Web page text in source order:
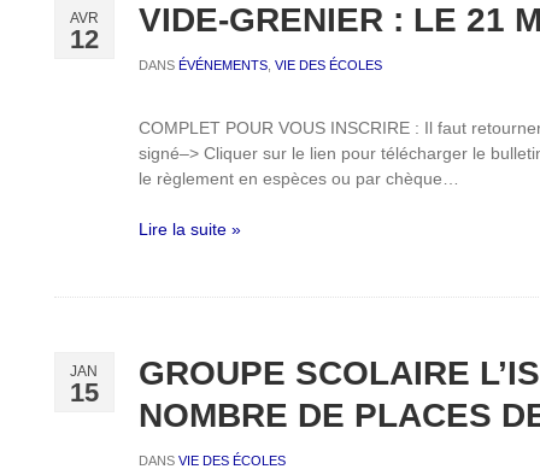
AVR
12
VIDE-GRENIER : LE 21
DANS ÉVÉNEMENTS VIE DES ÉCOLES
COMPLET POUR VOUS INSCRIRE : Il faut
signé–> Cliquer sur le lien pour télécharger le
le règlement en espèces ou par chèque…
Lire la suite »
JAN
15
GROUPE SCOLAIRE
NOMBRE DE PLACES
DANS VIE DES ÉCOLES